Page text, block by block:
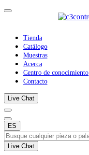
Tienda
Catálogo
Muestras
Acerca
Centro de conocimiento
Contacto
Live Chat
ES
Live Chat